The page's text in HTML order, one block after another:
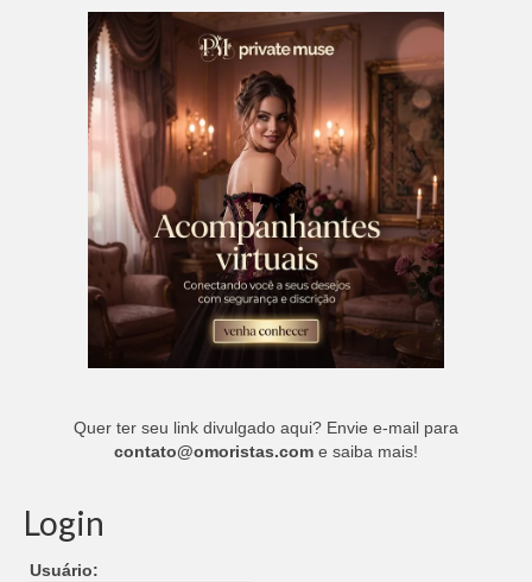
Quer ter seu link divulgado aqui? Envie e-mail para
contato@omoristas.com e saiba mais!
Login
Usuário: